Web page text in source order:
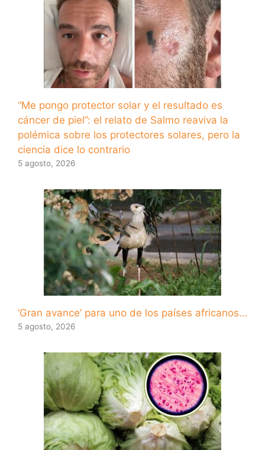
“Me pongo protector solar y el resultado es
cáncer de piel”: el relato de Salmo reaviva la
polémica sobre los protectores solares, pero la
ciencia dice lo contrario
5 agosto, 2026
‘Gran avance’ para uno de los países africanos…
5 agosto, 2026